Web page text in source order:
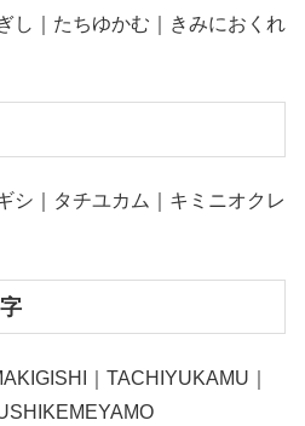
し｜たちゆかむ｜きみにおくれ
シ｜タチユカム｜キミニオクレ
｜TACHIYUKAMU｜